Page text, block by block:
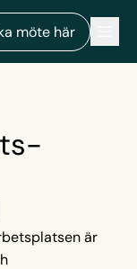
möte här
är